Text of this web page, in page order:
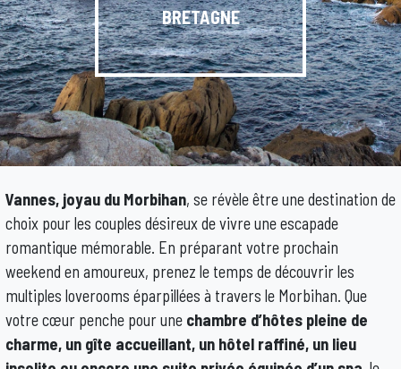
BRETAGNE
Vannes, joyau du Morbihan, se révèle être une destination de
choix pour les couples désireux de vivre une escapade
romantique mémorable. En préparant votre prochain
weekend en amoureux, prenez le temps de découvrir les
multiples loverooms éparpillées à travers le Morbihan. Que
votre cœur penche pour une chambre d’hôtes pleine de
charme, un gîte accueillant, un hôtel raffiné, un lieu